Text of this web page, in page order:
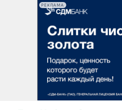
РЕКЛАМА